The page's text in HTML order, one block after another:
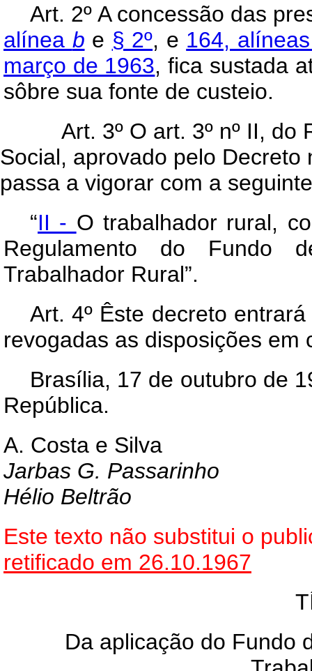
Art. 2º A concessão das
alínea b e § 2º, e 164,
março de 1963, fica sustada
sôbre sua fonte de custeio.
Art. 3º O art. 3º nº II,
Social, aprovado pelo Decreto
passa a vigorar com a
“II - O trabalhador rural,
Regulamento do Fundo
Trabalhador Rural”.
Art. 4º Êste decreto
revogadas as disposições em
Brasília, 17 de outubro de
República.
A. Costa e Silva
Jarbas G. Passarinho
Hélio Beltrão
Este texto não substitui o
retificado em 26.10.1967
Da aplicação do Fundo